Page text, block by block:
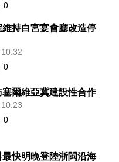
0
維持白宮宴會廳改造停
0
爾維亞冀建設性合作
0
最快明晚登陸浙閩沿海